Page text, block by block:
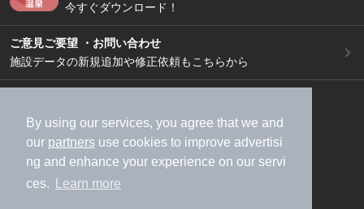
By using our services, you agree that we and
our partners use cookies to improve advertisi
ng and enhance your experience on our servi
ces.
Learn more
今すぐダウンロード！
ご意見ご要望 ・お問い合わせ
施設データの新規追加や修正依頼もこちらから
加盟店募集（資料請求）
広告出稿のご案内
利用規約
ライフスタイルMEMBERS+規約
特定商取引法に基づく表記
ヘルプ
採用情報
運営会社